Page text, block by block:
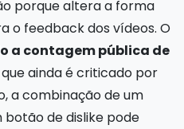
porque altera a forma
o feedback dos vídeos. O
a contagem pública de
que ainda é criticado por
a combinação de um
de dislike pode